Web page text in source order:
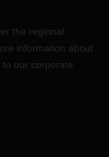
the regional
information about
to our corporate